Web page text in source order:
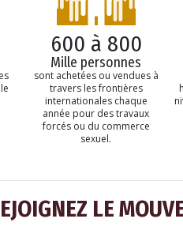
600 à 800
Mille personnes
sont achetées ou vendues à
travers les frontières
internationales chaque
année pour des travaux
forcés ou du commerce
sexuel.
LE